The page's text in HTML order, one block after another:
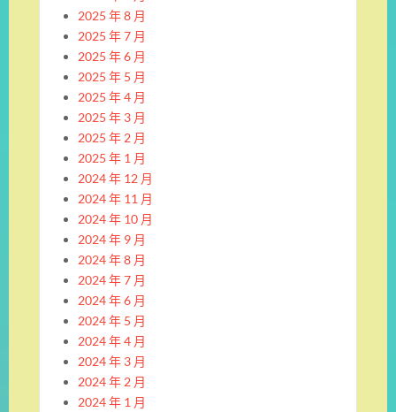
2025 年 8 月
2025 年 7 月
2025 年 6 月
2025 年 5 月
2025 年 4 月
2025 年 3 月
2025 年 2 月
2025 年 1 月
2024 年 12 月
2024 年 11 月
2024 年 10 月
2024 年 9 月
2024 年 8 月
2024 年 7 月
2024 年 6 月
2024 年 5 月
2024 年 4 月
2024 年 3 月
2024 年 2 月
2024 年 1 月